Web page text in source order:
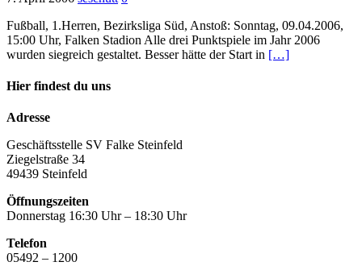
Fußball, 1.Herren, Bezirksliga Süd, Anstoß: Sonntag, 09.04.2006,
15:00 Uhr, Falken Stadion Alle drei Punktspiele im Jahr 2006
wurden siegreich gestaltet. Besser hätte der Start in […]
Hier findest du uns
Adresse
Geschäftsstelle SV Falke Steinfeld
Ziegelstraße 34
49439 Steinfeld
Öffnungszeiten
Donnerstag 16:30 Uhr – 18:30 Uhr
Telefon
05492 – 1200